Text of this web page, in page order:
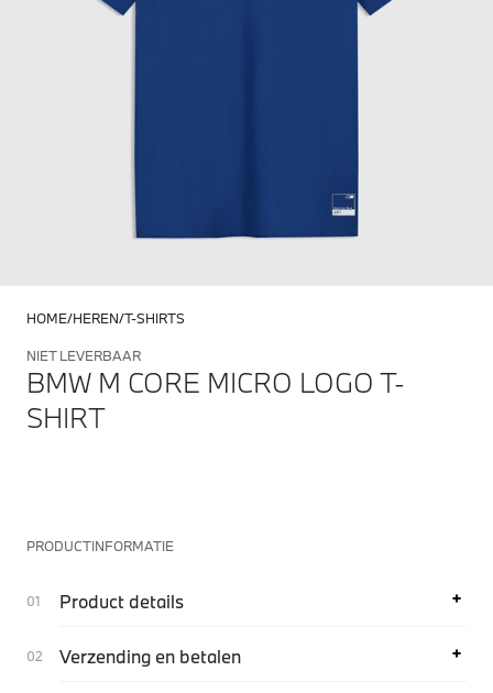
HOME HEREN T-SHIRTS
NIET LEVERBAAR
BMW M CORE MICRO LOGO T-
SHIRT
PRODUCTINFORMATIE
Product details
Verzending en betalen